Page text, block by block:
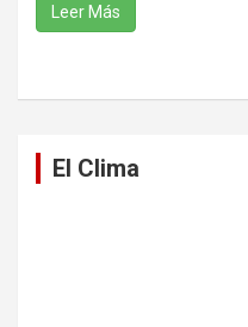
Leer Más
El Clima